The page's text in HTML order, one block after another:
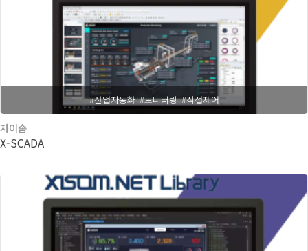
#산업자동화 #모니터링 #직접제어
자이솜
X-SCADA